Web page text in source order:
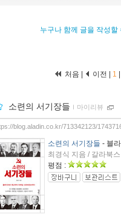
누구나 함께 글을 작성할
처음 | 이전 | 1
소련의 서기장들 ｌ 마이리뷰
blog.aladin.co.kr/713342123/
소련의 서기장들 - 블
최경식 지음 / 갈라북
평점 :